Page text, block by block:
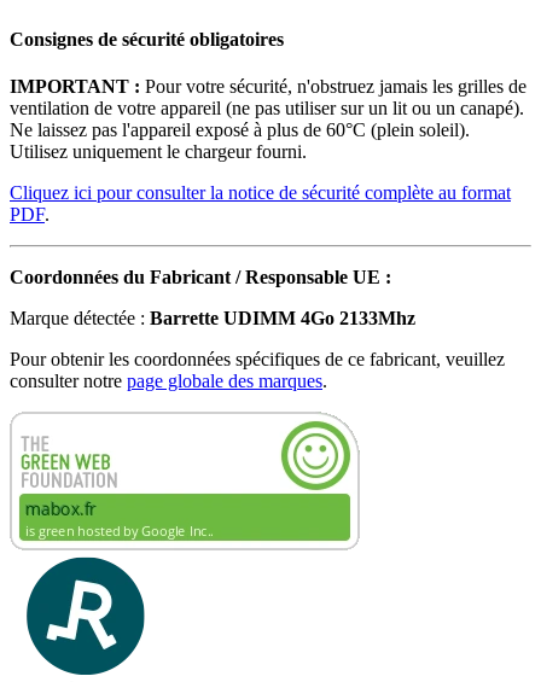
Consignes de sécurité obligatoires
IMPORTANT : Pour votre sécurité, n'obstruez jamais les grilles de
ventilation de votre appareil (ne pas utiliser sur un lit ou un canapé).
Ne laissez pas l'appareil exposé à plus de 60°C (plein soleil).
Utilisez uniquement le chargeur fourni.
Cliquez ici pour consulter la notice de sécurité complète au format
PDF.
Coordonnées du Fabricant / Responsable UE :
Marque détectée : Barrette UDIMM 4Go 2133Mhz
Pour obtenir les coordonnées spécifiques de ce fabricant, veuillez
consulter notre page globale des marques.